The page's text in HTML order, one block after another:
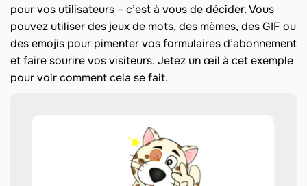
pour vos utilisateurs – c’est à vous de décider. Vous
pouvez utiliser des jeux de mots, des mèmes, des GIF ou
des emojis pour pimenter vos formulaires d’abonnement
et faire sourire vos visiteurs. Jetez un œil à cet exemple
pour voir comment cela se fait.